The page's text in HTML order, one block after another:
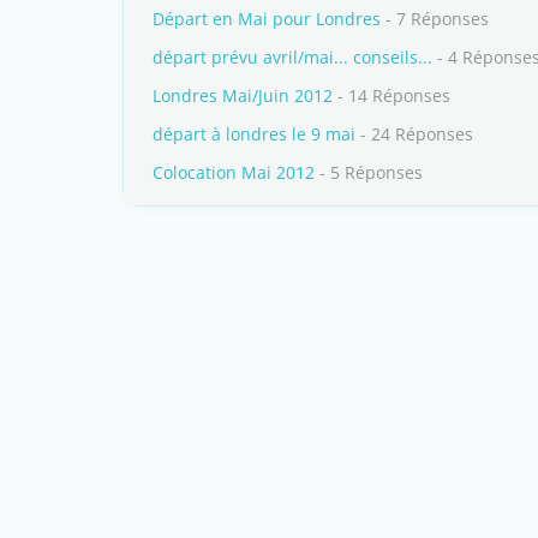
Départ en Mai pour Londres - 7 Réponses
départ prévu avril/mai... conseils... - 4
Londres Mai/Juin 2012 - 14 Réponses
départ à londres le 9 mai - 24 Réponses
Colocation Mai 2012 - 5 Réponses